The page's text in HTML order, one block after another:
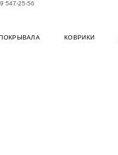
547-25-56
КОВРИКИ